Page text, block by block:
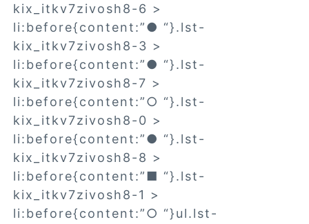
kix_itkv7zivosh8-6 >
li:before{content:”● “}.lst-
kix_itkv7zivosh8-3 >
li:before{content:”● “}.lst-
kix_itkv7zivosh8-7 >
li:before{content:”○ “}.lst-
kix_itkv7zivosh8-0 >
li:before{content:”● “}.lst-
kix_itkv7zivosh8-8 >
li:before{content:”■ “}.lst-
kix_itkv7zivosh8-1 >
li:before{content:”○ “}ul.lst-